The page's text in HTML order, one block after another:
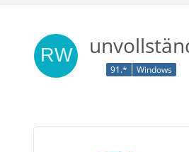
91.* Windows